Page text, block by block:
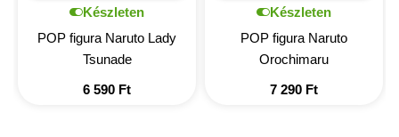
Készleten
POP figura Naruto Lady
Tsunade
6 590 Ft
Készleten
POP figura Naruto
Orochimaru
7 290 Ft